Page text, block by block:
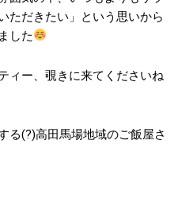
ただきたい」という思いから
した
ィー、覗きに来てくださいね
る(?)高田馬場地域のご飯屋さ